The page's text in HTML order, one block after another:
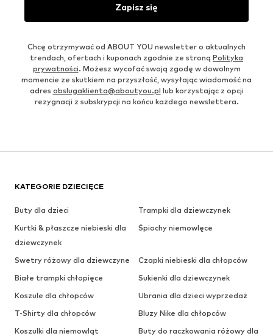
Zapisz się
Chcę otrzymywać od ABOUT YOU newsletter o aktualnych
trendach, ofertach i kuponach zgodnie ze stroną Polityka
prywatności. Możesz wycofać swoją zgodę w dowolnym
momencie ze skutkiem na przyszłość, wysyłając wiadomość na
adres obslugaklienta@aboutyou.pl lub korzystając z opcji
rezygnacji z subskrypcji na końcu każdego newslettera.
KATEGORIE DZIECIĘCE
Buty dla dzieci
Trampki dla dziewczynek
Kurtki & płaszcze niebieski dla
dziewczynek
Śpiochy niemowlęce
Swetry różowy dla dziewczyne
Czapki niebieski dla chłopców
Białe trampki chłopięce
Sukienki dla dziewczynek
Koszule dla chłopców
Ubrania dla dzieci wyprzedaż
T-Shirty dla chłopców
Bluzy Nike dla chłopców
Koszulki dla niemowląt
Buty do raczkowania różowy dla